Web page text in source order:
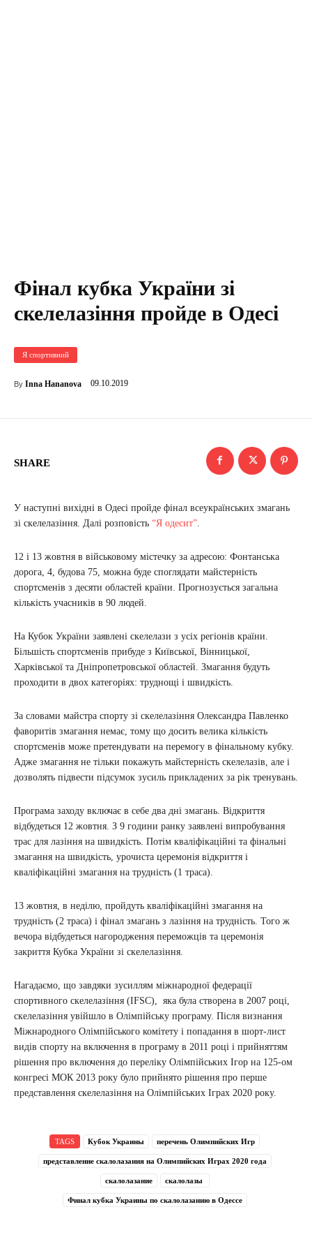
Фінал кубка України зі
скелелазіння пройде в Одесі
Я спортивний
By Inna Hananova 09.10.2019
SHARE
У наступні вихідні в Одесі пройде фінал всеукраїнських змагань
зі скелелазіння. Далі розповість “Я одесит”
12 і 13 жовтня в військовому містечку за адресою: Фонтанська
дорога, 4, будова 75, можна буде споглядати майстерність
спортсменів з десяти областей країни. Прогнозується загальна
кількість учасників в 90 людей.
На Кубок України заявлені скелелази з усіх регіонів країни.
Більшість спортсменів прибуде з Київської, Вінницької,
Харківської та Дніпропетровської областей. Змагання будуть
проходити в двох категоріях: труднощі і швидкість.
За словами майстра спорту зі скелелазіння Олександра Павленко
фаворитів змагання немає, тому що досить велика кількість
спортсменів може претендувати на перемогу в фінальному кубку.
Адже змагання не тільки покажуть майстерність скелелазів, але і
дозволять підвести підсумок зусиль прикладених за рік тренувань.
Програма заходу включає в себе два дні змагань. Відкриття
відбудеться 12 жовтня. З 9 години ранку заявлені випробування
трас для лазіння на швидкість. Потім кваліфікаційні та фінальні
змагання на швидкість, урочиста церемонія відкриття і
кваліфікаційні змагання на трудність (1 траса).
13 жовтня, в неділю, пройдуть кваліфікаційні змагання на
трудність (2 траса) і фінал змагань з лазіння на трудність. Того ж
вечора відбудеться нагородження переможців та церемонія
закриття Кубка України зі скелелазіння.
Нагадаємо, що завдяки зусиллям міжнародної федерації
спортивного скелелазіння (IFSC), яка була створена в 2007 році,
скелелазіння увійшло в Олімпійську програму. Після визнання
Міжнародного Олімпійського комітету і попадання в шорт-лист
видів спорту на включення в програму в 2011 році і прийняттям
рішення про включення до переліку Олімпійських Ігор на 125-ом
конгресі МОК 2013 року було прийнято рішення про перше
представлення скелелазіння на Олімпійських Іграх 2020 року.
TAGS Кубок Украины перечень Олимпийских Игр
представление скалолазания на Олимпийских Играх 2020 года
скалолазание скалолазы
Финал кубка Украины по скалолазанию в Одессе